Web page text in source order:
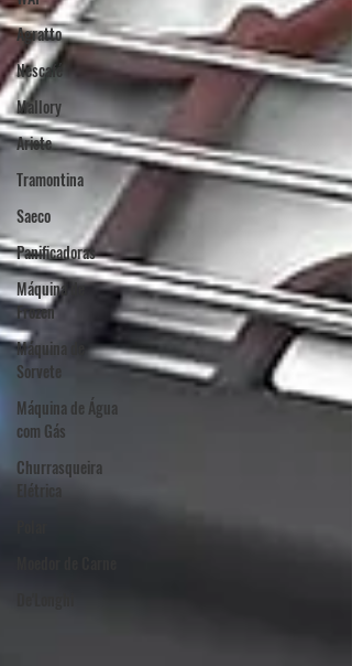
Agratto
Nescafé
Mallory
Ariete
Tramontina
Saeco
Panificadoras
Máquina de
Frozen
Máquina de
Sorvete
Máquina de Água
com Gás
Churrasqueira
Elétrica